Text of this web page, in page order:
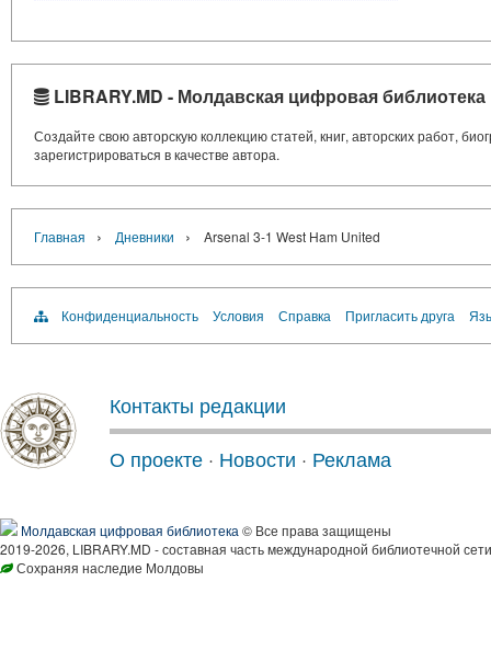
LIBRARY.MD - Молдавская цифровая библиотека
Создайте свою авторскую коллекцию статей, книг, авторских работ,
зарегистрироваться в качестве автора.
Главная › Дневники › Arsenal 3-1 West Ham United
Конфиденциальность Условия Справка Пригласить друга
Контакты редакции
О проекте · Новости · Реклама
Молдавская цифровая библиотека © Все права защищены
2019-2026, LIBRARY.MD - составная часть международной библиотечной
Сохраняя наследие Молдовы